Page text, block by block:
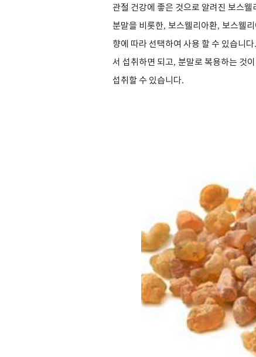
관절 건강에 좋은 것으로 알려진 보스
분말을 비롯한, 보스웰리아환, 보스웰
향에 따라 선택하여 사용 할 수 있습니다.
서 섭취하면 되고, 분말로 복용하는 것
섭취할 수 있습니다.